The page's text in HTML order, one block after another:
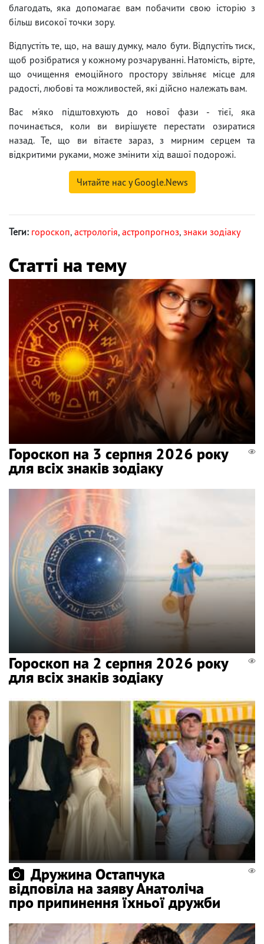
благодать, яка допомагає вам побачити свою історію з
більш високої точки зору.
Відпустіть те, що, на вашу думку, мало бути. Відпустіть тиск,
щоб розібратися у кожному розчаруванні. Натомість, вірте,
що очищення емоційного простору звільняє місце для
радості, любові та можливостей, які дійсно належать вам.
Вас м'яко підштовхують до нової фази - тієї, яка
починається, коли ви вирішуєте перестати озиратися
назад. Те, що ви вітаєте зараз, з мирним серцем та
відкритими руками, може змінити хід вашої подорожі.
Читайте нас у Google.News
Теги: гороскоп, астрологія, астропрогноз, знаки зодіаку
Статті на тему
Гороскоп на 3 серпня 2026 року
для всіх знаків зодіаку
Гороскоп на 2 серпня 2026 року
для всіх знаків зодіаку
Дружина Остапчука
відповіла на заяву Анатоліча
про припинення їхньої дружби